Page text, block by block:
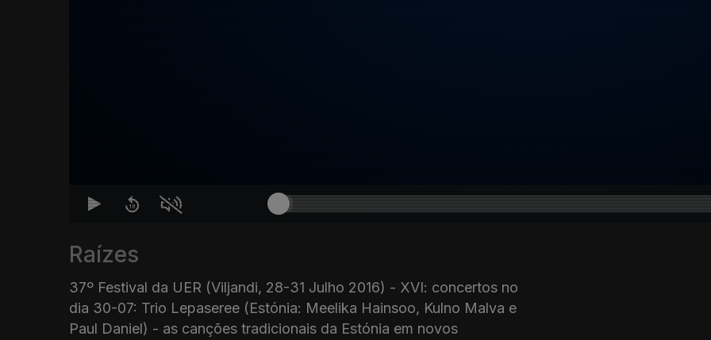
Raízes
37º Festival da UER (Viljandi, 28-31 Julho 2016) - XVI: concertos no
dia 30-07: Trio Lepaseree (Estónia: Meelika Hainsoo, Kulno Malva e
Paul Daniel) - as canções tradicionais da Estónia em novos